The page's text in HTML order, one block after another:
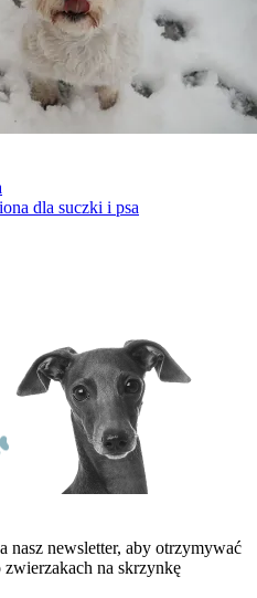
dla suczki i psa
nasz newsletter, aby otrzymywać
na skrzynkę